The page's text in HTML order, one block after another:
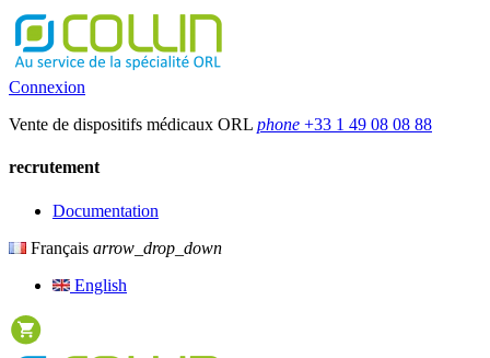
Connexion
Vente de dispositifs médicaux ORL phone +33 1 49 08 08 88
recrutement
Documentation
Français arrow_drop_down
English